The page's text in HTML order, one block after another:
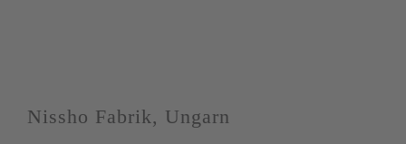
Nissho Fabrik, Ungarn